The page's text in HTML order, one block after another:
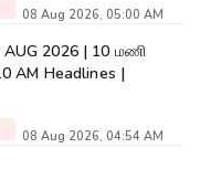
08 Aug 2026, 05:00 AM
2026 | 10 மணி
AM Headlines |
08 Aug 2026, 04:54 AM